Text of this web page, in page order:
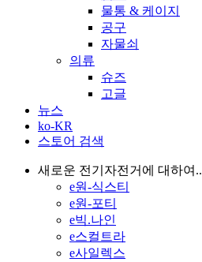
물통 & 케이지
공구
자물쇠
의류
슈즈
고글
뉴스
ko-KR
스토어 검색
새로운 전기자전거에 대하여..
e원-식스티
e원-포티
e빅.나인
e스컬트라
e사일렉스